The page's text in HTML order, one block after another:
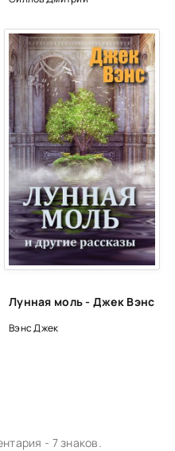
Лунная моль - Джек Вэнс
Вэнс Джек
- 7 знаков.